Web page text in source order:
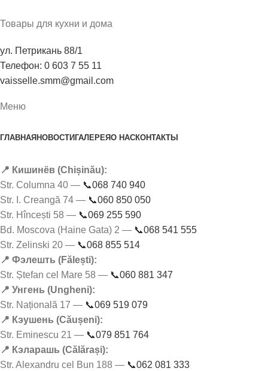
Товары для кухни и дома
ул. Петрикань 88/1
Телефон: 0 603 7 55 11
vaisselle.smm@gmail.com
Меню
ГЛАВНАЯ НОВОСТИ ГАЛЕРЕЯО НАСКОНТАКТЫ
📍 Кишинёв (Chișinău):
Str. Columna 40 — 📞068 740 940
Str. I. Creangă 74 — 📞060 850 050
Str. Hîncești 58 — 📞069 255 590
Bd. Moscova (Haine Gata) 2 — 📞068 541 555
Str. Zelinski 20 — 📞068 855 514
📍 Фэлешть (Fălești):
Str. Ștefan cel Mare 58 — 📞060 881 347
📍 Унгень (Ungheni):
Str. Națională 17 — 📞069 519 079
📍 Кэушень (Căușeni):
Str. Eminescu 21 — 📞079 851 764
📍 Кэларашь (Călărași):
Str. Alexandru cel Bun 188 — 📞062 081 333